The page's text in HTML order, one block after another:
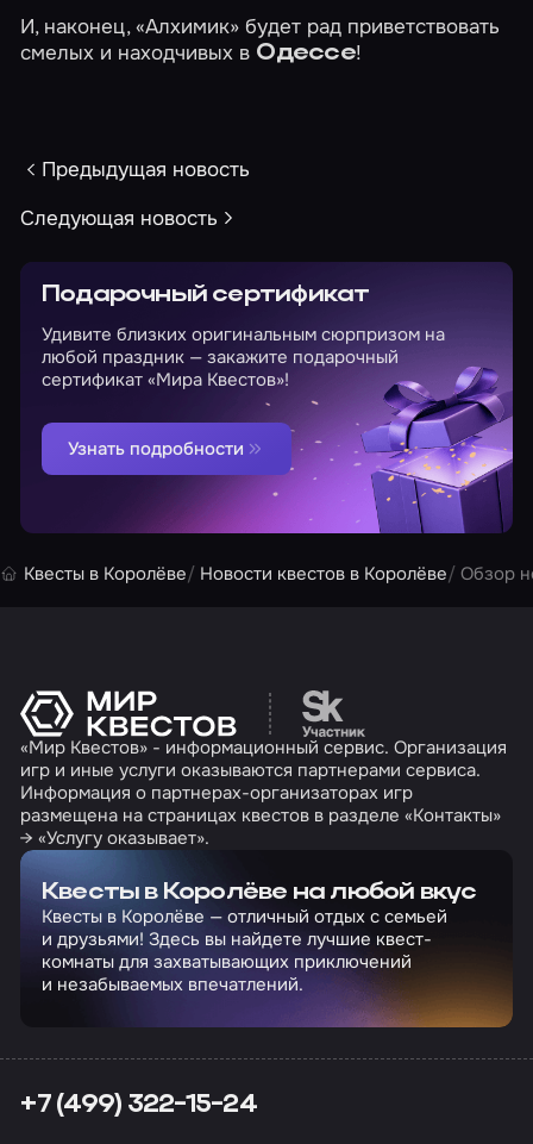
И, наконец,«Алхимик» будет рад приветствовать
смелых и находчивых в Одессе!
Предыдущая новость
Следующая новость
Подарочный сертификат
Удивите близких оригинальным сюрпризом на
любой праздник — закажите подарочный
сертификат «Мира Квестов»!
Узнать подробности
Квесты в Королёве Новости квестов в Королёве Обзор
Перейти на сайт
«Мир Квестов» - информационный сервис. Организация
игр и иные услуги оказываются партнерами сервиса.
Информация о партнерах-организаторах игр
размещена на страницах квестов в разделе «Контакты»
→ «Услугу оказывает».
Квесты в Королёве на любой вкус
Квесты в Королёве — отличный отдых с семьей
и друзьями! Здесь вы найдете лучшие квест-
комнаты для захватывающих приключений
и незабываемых впечатлений.
+7 (499) 322-15-24